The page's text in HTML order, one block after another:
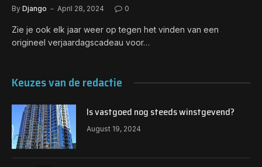
By Django April 28, 2024 0
Zie je ook elk jaar weer op tegen het vinden van een
origineel verjaardagscadeau voor…
Keuzes van de redactie
Is vastgoed nog steeds winstgevend?
August 19, 2024